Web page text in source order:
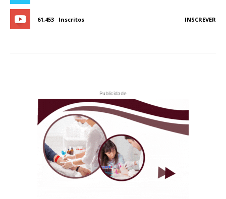
61,453 Inscritos INSCREVER
Publicidade